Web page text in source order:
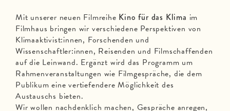
Mit unserer neuen Filmreihe Kino für das Klima im
Filmhaus bringen wir verschiedene Perspektiven von
Klimaaktivist:innen, Forschenden und
Wissenschaftler:innen, Reisenden und Filmschaffenden
auf die Leinwand. Ergänzt wird das Programm um
Rahmenveranstaltungen wie Filmgespräche, die dem
Publikum eine vertiefendere Möglichkeit des
Austauschs bieten.
Wir wollen nachdenklich machen, Gespräche anregen,